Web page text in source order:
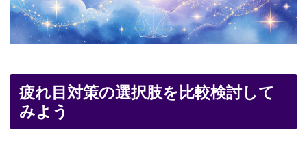
疲れ目対策の選択肢を比較検討して
みよう